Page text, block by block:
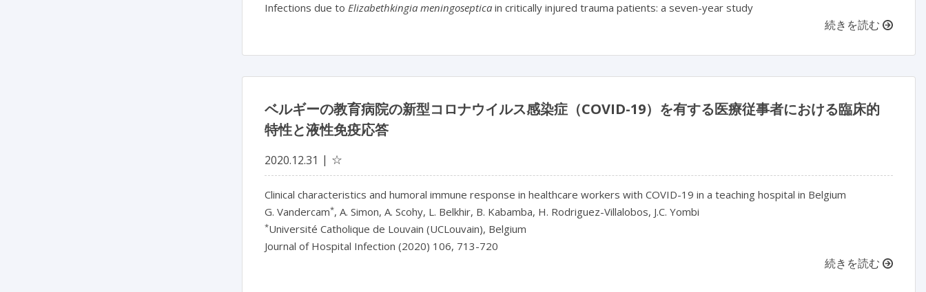
Infections due to Elizabethkingia meningoseptica in critically injured trauma patients: a seven-year study
続きを読む
ベルギーの教育病院の新型コロナウイルス感染症（COVID-19）を有する医療従事者における臨床的
特性と液性免疫応答
2020.12.31 ☆
Clinical characteristics and humoral immune response in healthcare workers with COVID-19 in a teaching hospital in Belgium
G. Vandercam*, A. Simon, A. Scohy, L. Belkhir, B. Kabamba, H. Rodriguez-Villalobos, J.C. Yombi
*Université Catholique de Louvain (UCLouvain), Belgium
Journal of Hospital Infection (2020) 106, 713-720
続きを読む